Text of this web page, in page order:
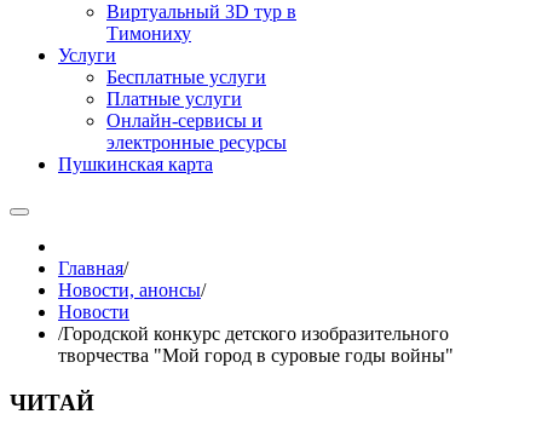
Виртуальный 3D тур в
Тимониху
Услуги
Бесплатные услуги
Платные услуги
Онлайн-сервисы и
электронные ресурсы
Пушкинская карта
Главная/
Новости, анонсы/
Новости
/Городской конкурс детского изобразительного
творчества "Мой город в суровые годы войны"
ЧИТАЙ